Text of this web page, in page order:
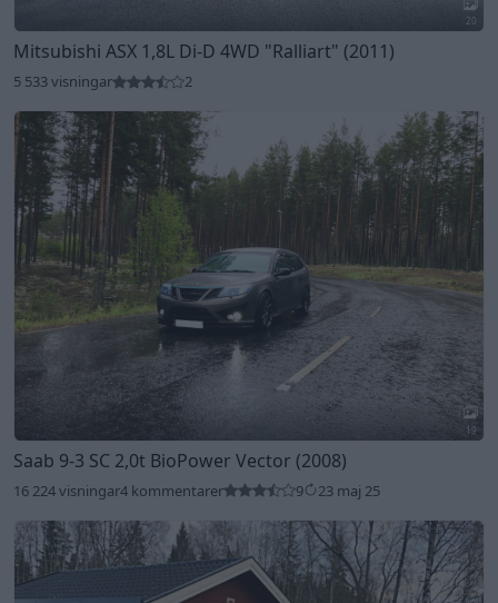
20
Mitsubishi ASX 1,8L Di-D 4WD "Ralliart" (2011)
5 533 visningar 2
19
Saab 9-3 SC 2,0t BioPower Vector (2008)
16 224 visningar4 kommentarer 9 23 maj 25